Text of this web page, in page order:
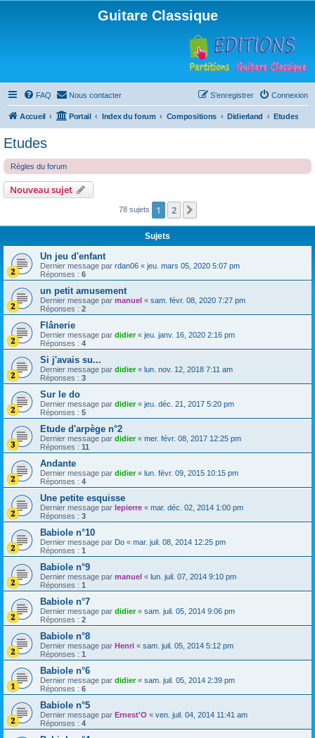
Guitare Classique
FAQ Nous contacter Connexion
S’enregistrer
Accueil Portail Index du forum Compositions Didierland Etudes
Etudes
Règles du forum
Nouveau sujet
78 sujets 1 2
Sujets
Un jeu d'enfant
Dernier message par rdan06 « jeu. mars 05, 2020 5:07 pm
Réponses : 6
un petit amusement
Dernier message par manuel « sam. févr. 08, 2020 7:27 pm
Réponses : 2
Flânerie
Dernier message par didier« jeu. janv. 16, 2020 2:16 pm
Réponses : 4
Si j'avais su...
Dernier message par didier« lun. nov. 12, 2018 7:11 am
Réponses : 3
Sur le do
Dernier message par didier« jeu. déc. 21, 2017 5:20 pm
Réponses : 5
Etude d'arpège n°2
Dernier message par didier« mer. févr. 08, 2017 12:25 pm
Réponses : 11
Andante
Dernier message par didier« lun. févr. 09, 2015 10:15 pm
Réponses : 4
Une petite esquisse
Dernier message par lepierre « mar. déc. 02, 2014 1:00 pm
Réponses : 3
Babiole n°10
Dernier message par Do « mar. juil. 08, 2014 12:25 pm
Réponses : 1
Babiole n°9
Dernier message par manuel « lun. juil. 07, 2014 9:10 pm
Réponses : 1
Babiole n°7
Dernier message par didier« sam. juil. 05, 2014 9:06 pm
Réponses : 2
Babiole n°8
Dernier message par Henri « sam. juil. 05, 2014 5:12 pm
Réponses : 1
Babiole n°6
Dernier message par didier« sam. juil. 05, 2014 2:39 pm
Réponses : 6
Babiole n°5
Dernier message par Ernest'O « ven. juil. 04, 2014 11:41 am
Réponses : 4